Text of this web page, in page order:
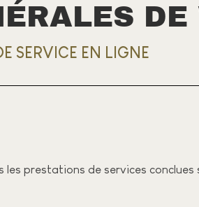
DE
SERVICE EN LIGNE
prestations de services conclues